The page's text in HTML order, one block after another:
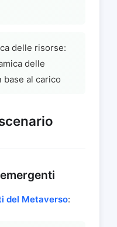
delle risorse:
delle
al carico
del Metaverso: